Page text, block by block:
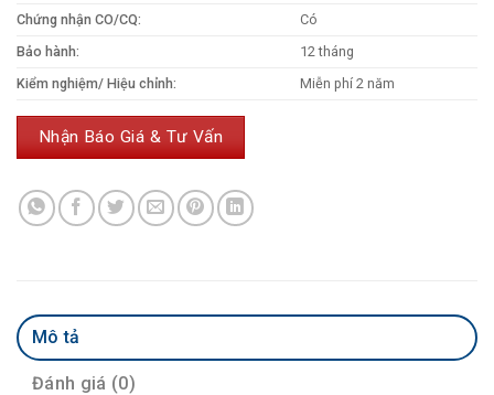
Chứng nhận CO/CQ:
Có
Bảo hành:
12 tháng
Kiểm nghiệm/ Hiệu chỉnh:
Miễn phí 2 năm
Nhận Báo Giá & Tư Vấn
Mô tả
Đánh giá (0)